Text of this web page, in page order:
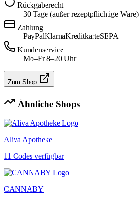
Rückgaberecht
30 Tage (außer rezeptpflichtige Ware)
Zahlung
PayPalKlarnaKreditkarteSEPA
Kundenservice
Mo–Fr 8–20 Uhr
Zum Shop
Ähnliche Shops
Aliva Apotheke
11 Codes verfügbar
CANNABY